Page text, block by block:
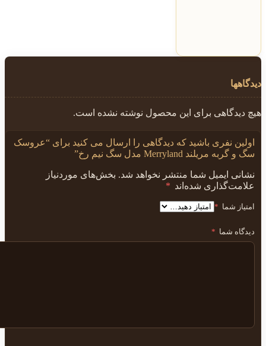
دیدگاهها
هیچ دیدگاهی برای این محصول نوشته نشده است.
اولین نفری باشید که دیدگاهی را ارسال می کنید برای “عروسک
سگ و گربه مریلند Merryland مدل سگ نیم رخ”
نشانی ایمیل شما منتشر نخواهد شد. بخش‌های موردنیاز
علامت‌گذاری شده‌اند *
امتیاز شما *
دیدگاه شما *